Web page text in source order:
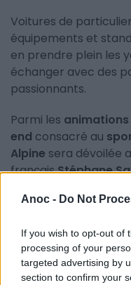
Anoc - Do Not
If you wish to opt-out of
processing of your
targeted advertising by
section to confirm your
Voitures de
équipements et
en prendre plein les
échanger avec des
passionnants.
Parmi les animations
end consacré au
Alpine sera dévoilée
françaisStéphane
des passionnés de
Rossel , parrain de
èmeSalon du Sport
Flots.